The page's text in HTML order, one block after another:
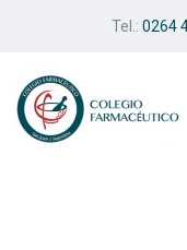
primary
navigation
Skip
Tel.: 0264